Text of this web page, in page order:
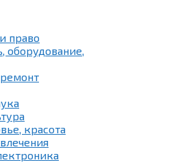
право
оборудование,
красота